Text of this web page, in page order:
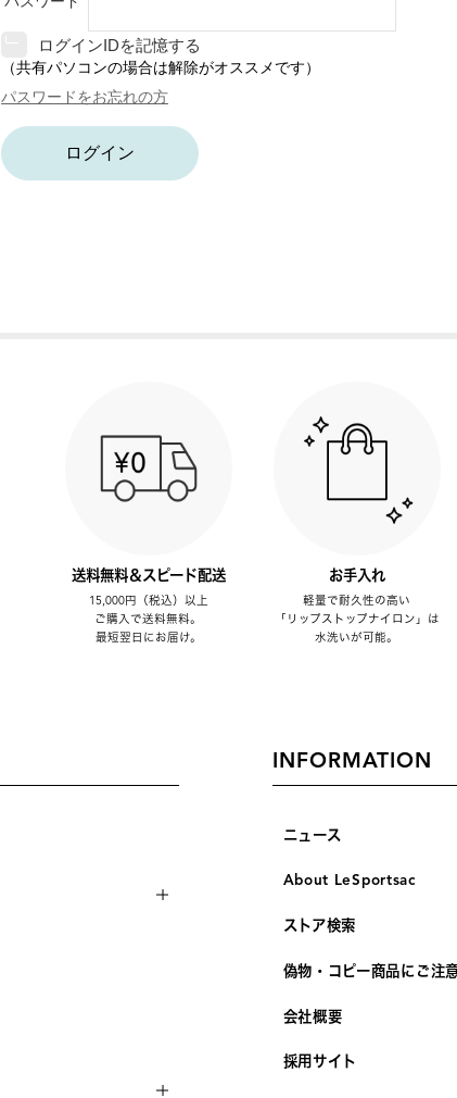
ログインIDを記憶する
（共有パソコンの場合は解除がオススメです）
パスワードをお忘れの方
ログイン
送料無料＆スピード配送
15,000円（税込）以上
ご購入で送料無料。
最短翌日にお届け。
お手入れ
軽量で耐久性の高い
「リップストップナイロン」は
水洗いが可能。
INFORMATION
ニュース
About LeSportsac
ストア検索
偽物・コピー商品にご注
会社概要
採用サイト